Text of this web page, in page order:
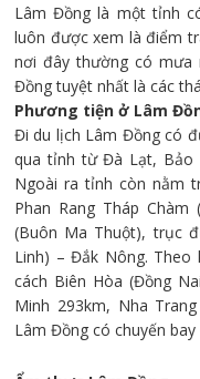
Lâm Đồng là một tỉnh
luôn được xem là điểm
nơi đây thường có mưa
Đồng tuyệt nhất là các
Phương tiện ở Lâm
Đi du lịch Lâm Đồng có
qua tỉnh từ Đà Lạt, Bảo
Ngoài ra tỉnh còn nằm
Phan Rang Tháp
(Buôn Ma Thuột), trục
Linh) – Đắk Nông.
cách Biên Hòa (Đồng
Minh 293km, Nha
Lâm Đồng có chuyến